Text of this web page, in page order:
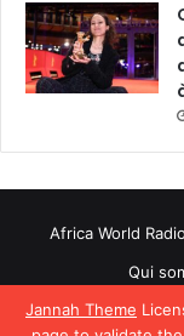
Jannah Theme
Africa World
Qui